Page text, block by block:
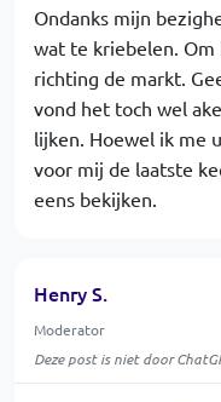
Ondanks mijn
wat te kriebelen.
richting de markt.
vond het toch wel
lijken. Hoewel ik me
voor mij de laatste
eens bekijken.
Henry S.
Moderator
Deze post is niet door